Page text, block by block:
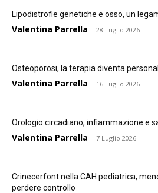
Lipodistrofie genetiche e osso, un
Valentina Parrella - 28 Luglio 2026
Osteoporosi, la terapia diventa
Valentina Parrella - 16 Luglio 2026
Orologio circadiano, infiammazione e
Valentina Parrella - 7 Luglio 2026
Crinecerfont nella CAH pediatrica,
perdere controllo